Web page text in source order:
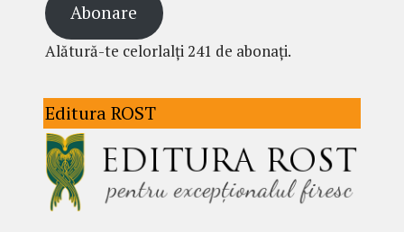
Abonare
Alătură-te celorlalți 241 de abonați.
Editura ROST